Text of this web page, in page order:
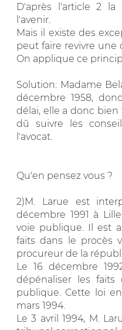
D'après l'article 2
l'avenir.
Mais il existe des
peut faire revivre
On applique ce
Solution: Madame
décembre 1958,
délai, elle a donc
dû suivre les
l'avocat.
Qu'en pensez vous ?
2)M. Larue est
décembre 1991 à
voie publique. Il est
faits dans le procès
procureur de la
Le 16 décembre
dépénaliser les
publique. Cette loi
mars 1994.
Le 3 avril 1994, M.